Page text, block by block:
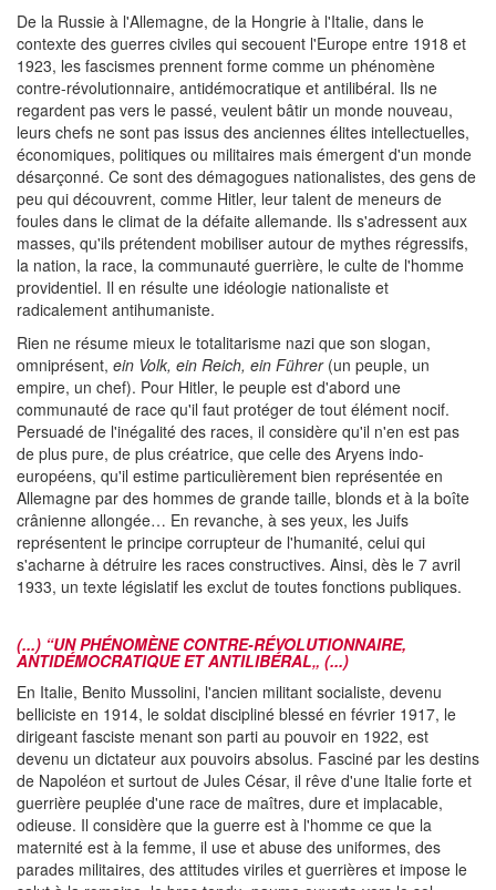
De la Russie à l'Allemagne, de la Hongrie à l'Italie, dans le
contexte des guerres civiles qui secouent l'Europe entre 1918 et
1923, les fascismes prennent forme comme un phénomène
contre-révolutionnaire, antidémocratique et antilibéral. Ils ne
regardent pas vers le passé, veulent bâtir un monde nouveau,
leurs chefs ne sont pas issus des anciennes élites intellectuelles,
économiques, politiques ou militaires mais émergent d'un monde
désarçonné. Ce sont des démagogues nationalistes, des gens de
peu qui découvrent, comme Hitler, leur talent de meneurs de
foules dans le climat de la défaite allemande. Ils s'adressent aux
masses, qu'ils prétendent mobiliser autour de mythes régressifs,
la nation, la race, la communauté guerrière, le culte de l'homme
providentiel. Il en résulte une idéologie nationaliste et
radicalement antihumaniste.
Rien ne résume mieux le totalitarisme nazi que son slogan,
omniprésent, ein Volk, ein Reich, ein Führer(un peuple, un
empire, un chef). Pour Hitler, le peuple est d'abord une
communauté de race qu'il faut protéger de tout élément nocif.
Persuadé de l'inégalité des races, il considère qu'il n'en est pas
de plus pure, de plus créatrice, que celle des Aryens indo-
européens, qu'il estime particulièrement bien représentée en
Allemagne par des hommes de grande taille, blonds et à la boîte
crânienne allongée… En revanche, à ses yeux, les Juifs
représentent le principe corrupteur de l'humanité, celui qui
s'acharne à détruire les races constructives. Ainsi, dès le 7 avril
1933, un texte législatif les exclut de toutes fonctions publiques.
(...) “UN PHÉNOMÈNE CONTRE-RÉVOLUTIONNAIRE,
ANTIDÉMOCRATIQUE ET ANTILIBÉRAL„ (...)
En Italie, Benito Mussolini, l'ancien militant socialiste, devenu
belliciste en 1914, le soldat discipliné blessé en février 1917, le
dirigeant fasciste menant son parti au pouvoir en 1922, est
devenu un dictateur aux pouvoirs absolus. Fasciné par les destins
de Napoléon et surtout de Jules César, il rêve d'une Italie forte et
guerrière peuplée d'une race de maîtres, dure et implacable,
odieuse. Il considère que la guerre est à l'homme ce que la
maternité est à la femme, il use et abuse des uniformes, des
parades militaires, des attitudes viriles et guerrières et impose le